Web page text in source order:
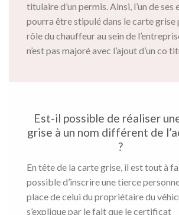
titulaire d’un permis. Ainsi, l’un de ses
pourra être stipulé dans le carte grise
rôle du chauffeur au sein de
n’est pas majoré avec l’ajout d’un co
Est-il possible de réaliser
grise à un nom différent de
?
En tête de la carte grise, il est tout à
possible d’inscrire une tierce
place de celui du propriétaire du
s’explique par le fait que le certificat